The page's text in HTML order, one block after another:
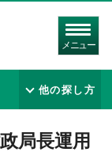
メニュー
他の探し方
局長運用